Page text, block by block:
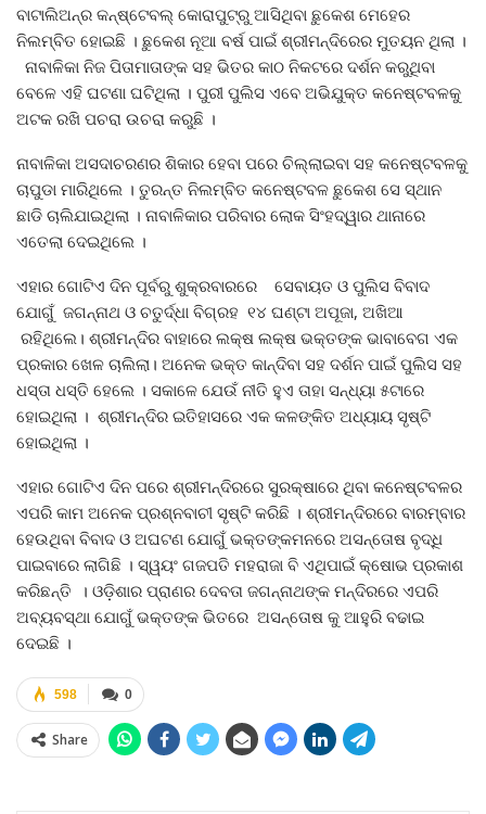
ବାଟାଲିଅନ୍‌ର କନ୍‌ଷ୍ଟେବଲ୍‌ କୋରାପୁଟ୍‌ରୁ ଆସିଥିବା ଛୁକେଶ ମେହେର
ନିଲମ୍ବିତ ହୋଇଛି । ଛୁକେଶ ନୂଆ ବର୍ଷ ପାଇଁ ଶ୍ରୀମନ୍ଦିରେର ମୁତୟନ ଥିଲା ।
ନାବାଳିକା ନିଜ ପିତାମାତାଙ୍କ ସହ ଭିତର କାଠ ନିକଟରେ ଦର୍ଶନ କରୁଥିବା
ବେଳେ ଏହି ଘଟଣା ଘଟିଥିଲା । ପୁରୀ ପୁଲିସ ଏବେ ଅଭିଯୁକ୍ତ କନେଷ୍ଟବଳକୁ
ଅଟକ ରଖି ପଚରା ଉଚରା କରୁଛି ।
ନାବାଳିକା ଅସଦାଚରଣର ଶିକାର ହେବା ପରେ ଚିଲ୍ଲାଇବା ସହ କନେଷ୍ଟବଳକୁ
ଚାପୁଡା ମାରିଥିଲେ । ତୁରନ୍ତ ନିଲମ୍ବିତ କନେଷ୍ଟବଳ ଛୁକେଶ ସେ ସ୍ଥାନ
ଛାଡି ଚାଲିଯାଇଥିଲା । ନାବାଳିକାର ପରିବାର ଲୋକ ସିଂହଦ୍ୱାର ଥାନାରେ
ଏତେଲା ଦେଇଥିଲେ ।
ଏହାର ଗୋଟିଏ ଦିନ ପୂର୍ବରୁ ଶୁକ୍ରବାରରେ ସେବାୟତ ଓ ପୁଲିସ ବିବାଦ
ଯୋଗୁଁ ଜଗନ୍ନାଥ ଓ ଚତୁର୍ଦ୍ଧା ବିଗ୍ରହ ୧୪ ଘଣ୍ଟା ଅପୂଜା, ଅଖିଆ
ରହିଥିଲେ। ଶ୍ରୀମନ୍ଦିର ବାହାରେ ଲକ୍ଷ ଲକ୍ଷ ଭକ୍ତଙ୍କ ଭାବାବେଗ ଏକ
ପ୍ରକାର ଖେଳ ଚାଲିଲା। ଅନେକ ଭକ୍ତ କାନ୍ଦିବା ସହ ଦର୍ଶନ ପାଇଁ ପୁଲିସ ସହ
ଧସ୍ତା ଧସ୍ତି ହେଲେ । ସକାଳେ ଯେଉଁ ନୀତି ହୁଏ ତାହା ସନ୍ଧ୍ୟା ୫ଟାରେ
ହୋଇଥିଲା । ଶ୍ରୀମନ୍ଦିର ଇତିହାସରେ ଏକ କଳଙ୍କିତ ଅଧ୍ୟାୟ ସୃଷ୍ଟି
ହୋଇଥିଲା ।
ଏହାର ଗୋଟିଏ ଦିନ ପରେ ଶ୍ରୀମନ୍ଦିରରେ ସୁରକ୍ଷାରେ ଥିବା କନେଷ୍ଟବଳର
ଏପରି କାମ ଅନେକ ପ୍ରଶ୍ନବାଚୀ ସୃଷ୍ଟି କରିଛି । ଶ୍ରୀମନ୍ଦିରରେ ବାରମ୍ବାର
ହେଉଥିବା ବିବାଦ ଓ ଅଘଟଣ ଯୋଗୁଁ ଭକ୍ତଙ୍କମନରେ ଅସନ୍ତୋଷ ବୃଦ୍ଧି
ପାଇବାରେ ଲାଗିଛି । ସ୍ୱୟଂ ଗଜପତି ମହରାଜା ବି ଏଥିପାଇଁ କ୍ଷୋଭ ପ୍ରକାଶ
କରିଛନ୍ତି । ଓଡ଼ିଶାର ପ୍ରାଣର ଦେବତା ଜଗନ୍ନାଥଙ୍କ ମନ୍ଦିରରେ ଏପରି
ଅବ୍ୟବସ୍ଥା ଯୋଗୁଁ ଭକ୍ତଙ୍କ ଭିତରେ ଅସନ୍ତୋଷ କୁ ଆହୁରି ବଢାଇ
ଦେଇଛି ।
0
598
Share